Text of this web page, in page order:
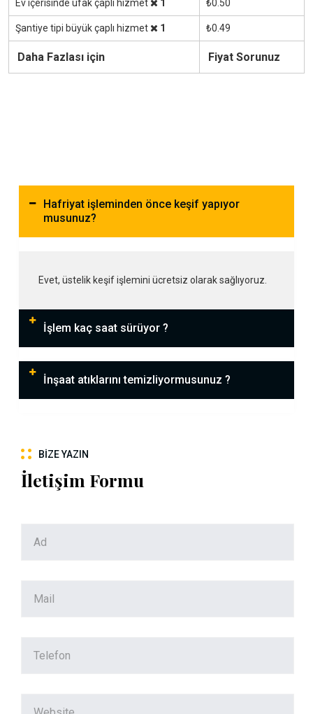
Ev içerisinde ufak çaplı hizmet 1 ₺0.50
Şantiye tipi büyük çaplı hizmet 1 ₺0.49
Daha Fazlası için Fiyat Sorunuz
Hafriyat işleminden önce keşif yapıyor
musunuz?
Evet, üstelik keşif işlemini ücretsiz olarak sağlıyoruz.
İşlem kaç saat sürüyor ?
İnşaat atıklarını temizliyormusunuz ?
BIZE YAZIN
İletişim Formu